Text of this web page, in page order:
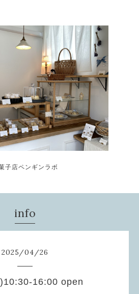
子店ペンギンラボ
info
2025/04/26
16:00 open